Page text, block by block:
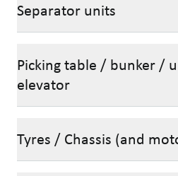
Separator units
Picking table / bunker /
elevator
Tyres / Chassis (and